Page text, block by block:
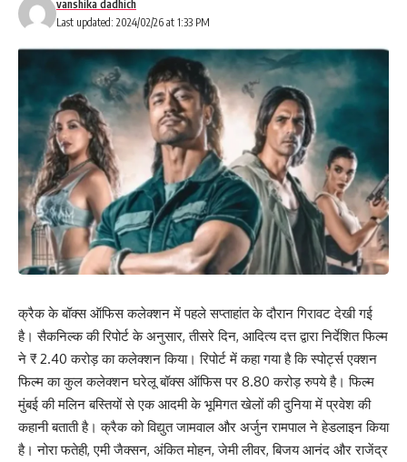
Last updated: 2024/02/26 at 1:33 PM
vanshika dadhich
क्रैक के बॉक्स ऑफिस कलेक्शन में पहले सप्ताहांत के दौरान गिरावट देखी गई
है। सैकनिल्क की रिपोर्ट के अनुसार, तीसरे दिन, आदित्य दत्त द्वारा निर्देशित फिल्म
ने ₹ 2.40 करोड़ का कलेक्शन किया। रिपोर्ट में कहा गया है कि स्पोर्ट्स एक्शन
फिल्म का कुल कलेक्शन घरेलू बॉक्स ऑफिस पर 8.80 करोड़ रुपये है। फिल्म
मुंबई की मलिन बस्तियों से एक आदमी के भूमिगत खेलों की दुनिया में प्रवेश की
कहानी बताती है। क्रैक को विद्युत जामवाल और अर्जुन रामपाल ने हेडलाइन किया
है। नोरा फतेही, एमी जैक्सन, अंकित मोहन, जेमी लीवर, बिजय आनंद और राजेंद्र